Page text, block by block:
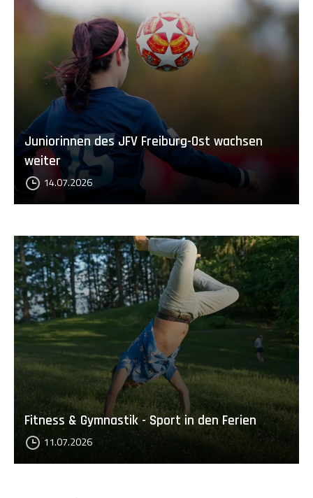
Juniorinnen des JFV Freiburg-Ost wachsen
weiter
14.07.2026
Fitness & Gymnastik - Sport in den Ferien
11.07.2026